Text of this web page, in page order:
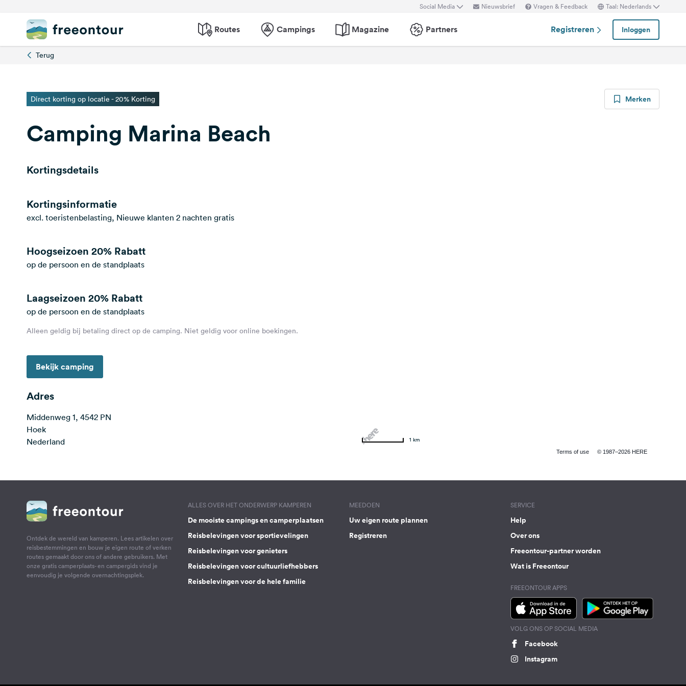
Social Media Nieuwsbrief Vragen & Feedback Taal: Nederlands
Routes Campings Magazine Partners Registreren Inloggen
Terug
Direct korting op locatie - 20% Korting Merken
Camping Marina Beach
Kortingsdetails
Kortingsinformatie
excl. toeristenbelasting, Nieuwe klanten 2 nachten gratis
Hoogseizoen 20% Rabatt
op de persoon en de standplaats
Laagseizoen 20% Rabatt
op de persoon en de standplaats
Alleen geldig bij betaling direct op de camping. Niet geldig voor online boekingen.
Bekijk camping
Adres
Middenweg 1, 4542 PN
Hoek
Nederland
Terms of use © 1987–2026 HERE
1 km
Ontdek de wereld van kamperen. Lees artikelen over
reisbestemmingen en bouw je eigen route of verken
routes gemaakt door ons of andere gebruikers. Met
onze gratis camperplaats- en campergids vind je
eenvoudig je volgende overnachtingsplek.
ALLES OVER HET ONDERWERP KAMPEREN
De mooiste campings en camperplaatsen
Reisbelevingen voor sportievelingen
Reisbelevingen voor genieters
Reisbelevingen voor cultuurliefhebbers
Reisbelevingen voor de hele familie
MEEDOEN
Uw eigen route plannen
Registreren
SERVICE
Help
Over ons
Freeontour-partner worden
Wat is Freeontour
FREEONTOUR APPS
VOLG ONS OP SOCIAL MEDIA
Facebook
Instagram